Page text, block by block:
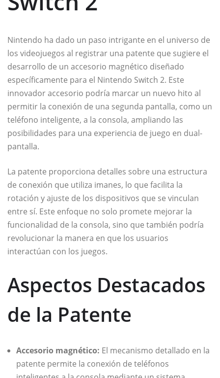
Nintendo ha dado un paso intrigante en el universo de
los videojuegos al registrar una patente que sugiere el
desarrollo de un accesorio magnético diseñado
específicamente para el Nintendo Switch 2. Este
innovador accesorio podría marcar un nuevo hito al
permitir la conexión de una segunda pantalla, como un
teléfono inteligente, a la consola, ampliando las
posibilidades para una experiencia de juego en dual-
pantalla.
La patente proporciona detalles sobre una estructura
de conexión que utiliza imanes, lo que facilita la
rotación y ajuste de los dispositivos que se vinculan
entre sí. Este enfoque no solo promete mejorar la
funcionalidad de la consola, sino que también podría
revolucionar la manera en que los usuarios
interactúan con los juegos.
Aspectos Destacados
de la Patente
Accesorio magnético: El mecanismo detallado en la
patente permite la conexión de teléfonos